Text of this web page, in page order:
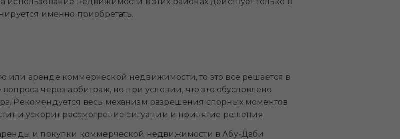
именно приобретать.
или аренде коммерческой недвижимости, то это все решается в
через арбитраж, но при условии, что это обусловлено
Рекомендуется весь механизм разрешения спорных моментов
и ускорит рассмотрение ситуации и принятие решения.
и покупки коммерческой недвижимости в Абу-Даби